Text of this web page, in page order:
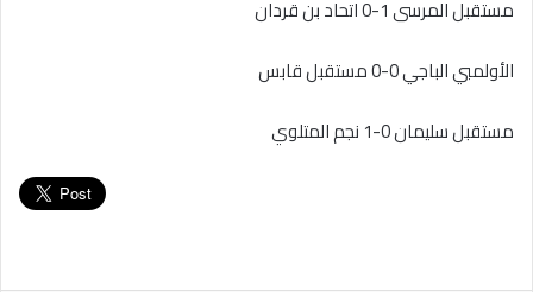
مستقبل المرسى 1-0 اتحاد بن قردان
الأولمبي الباجي 0-0 مستقبل قابس
مستقبل سليمان 0-1 نجم المتلوي